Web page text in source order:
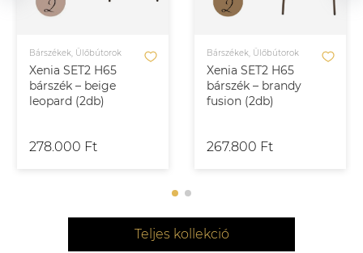
Xenia SET2 H65
bárszék – beige
leopard (2db)
Bárszékek, Ülőbútorok
278.000 Ft
Xenia SET2 H65
bárszék – brandy
fusion (2db)
Bárszékek, Ülőbútorok
267.800 Ft
Teljes kollekció